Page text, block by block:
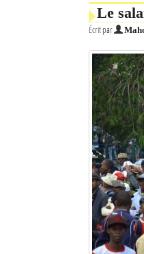
Le
Écrit par